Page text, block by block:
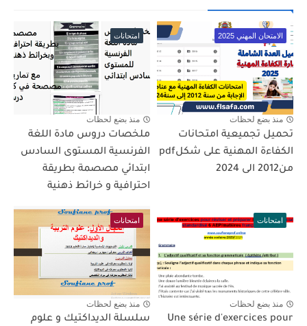
الامتحان المهني 2025
منذ بضع لحظات
تحميل تجميعية امتحانات
الكفاءة المهنية على شكلpdf
من2012 الى 2024
امتحانات
منذ بضع لحظات
ملخصات دروس مادة اللغة
الفرنسية المستوى السادس
ابتدائي مصصمة بطريقة
احترافية و خرائط ذهنية
امتحانات
منذ بضع لحظات
Une série d'exercices pour
امتحانات
منذ بضع لحظات
سلسلة الديداكتيك و علوم